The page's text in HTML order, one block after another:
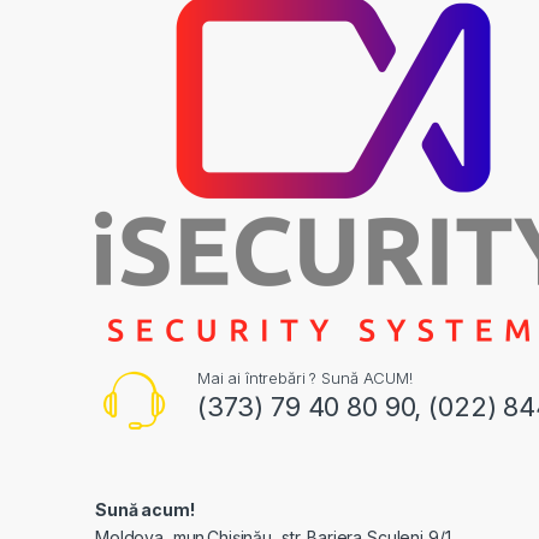
Mai ai întrebări ? Sună ACUM!
(373) 79 40 80 90, (022)
Sună acum!